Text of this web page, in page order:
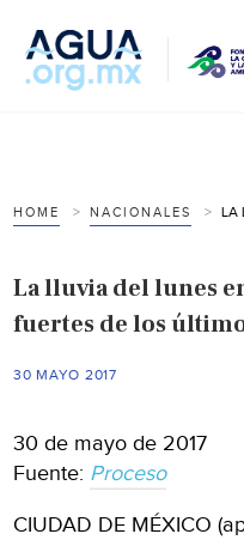
HOME NACIONALES
La lluvia del lunes
fuertes de los
30 MAYO 2017
30 de mayo de 2017
Fuente: Proceso
CIUDAD DE MÉXICO